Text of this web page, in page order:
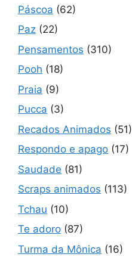
Páscoa (62)
Paz (22)
Pensamentos (310)
Pooh (18)
Praia (9)
Pucca (3)
Recados Animados (51)
Respondo e apago (17)
Saudade (81)
Scraps animados (113)
Tchau (10)
Te adoro (87)
Turma da Mônica (16)